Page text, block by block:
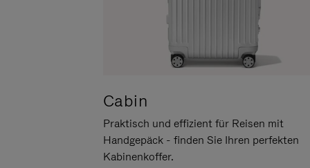
Cabin
Praktisch und effizient für Reisen mit
Handgepäck - finden Sie Ihren perfekten
Kabinenkoffer.